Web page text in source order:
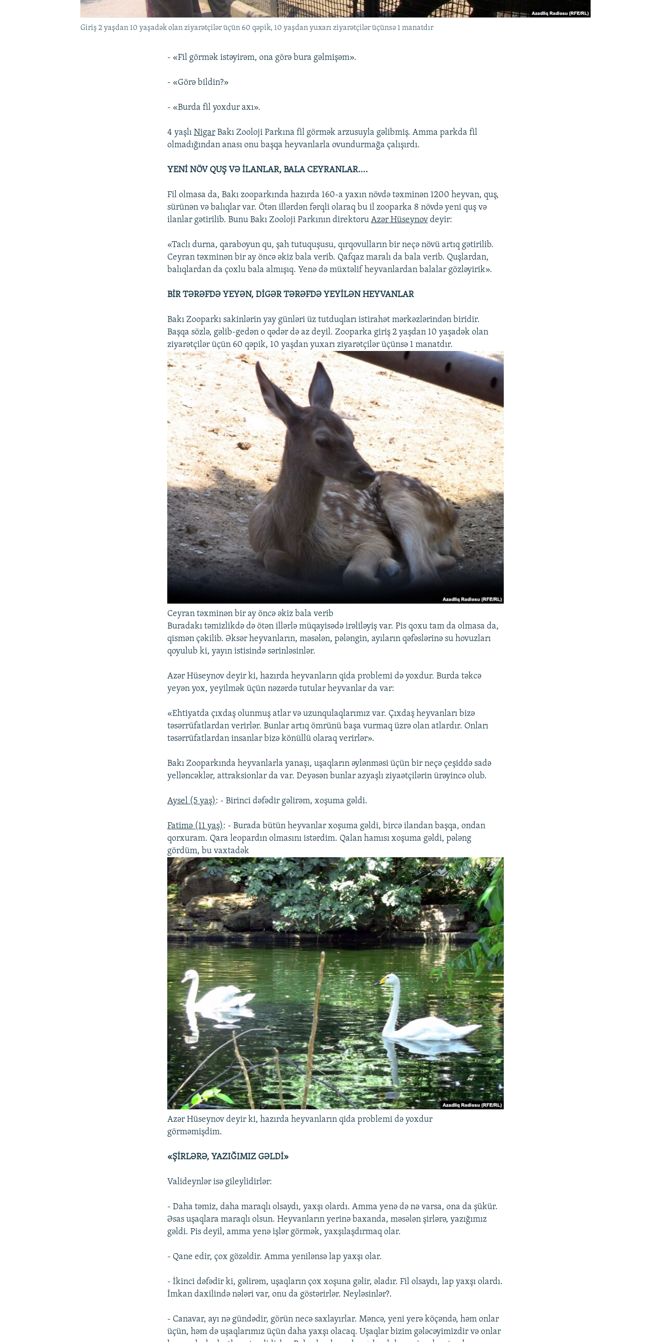
Giriş 2 yaşdan 10 yaşadək olan ziyarətçilər üçün 60 qəpik, 10 yaşdan yuxarı ziyarətçilər üçünsə 1 manatdır
- «Fil görmək istəyirəm, ona görə bura gəlmişəm».
- «Görə bildin?»
- «Burda fil yoxdur axı».
4 yaşlıNigar Bakı Zooloji Parkına fil görmək arzusuyla gəlibmiş. Amma parkda fil
olmadığından anası onu başqa heyvanlarla ovundurmağa çalışırdı.
YENİ NÖV QUŞ VƏ İLANLAR, BALA CEYRANLAR....
Fil olmasa da, Bakı zooparkında hazırda 160-a yaxın növdə təxminən 1200 heyvan, quş,
sürünən və balıqlar var. Ötən illərdən fərqli olaraq bu il zooparka 8 növdə yeni quş və
ilanlar gətirilib. Bunu Bakı Zooloji Parkının direktoruAzər Hüseynov deyir:
«Taclı durna, qaraboyun qu, şah tutuquşusu, qırqovulların bir neçə növü artıq gətirilib.
Ceyran təxminən bir ay öncə əkiz bala verib. Qafqaz maralı da bala verib. Quşlardan,
balıqlardan da çoxlu bala almışıq. Yenə də müxtəlif heyvanlardan balalar gözləyirik».
BİR TƏRƏFDƏ YEYƏN, DİGƏR TƏRƏFDƏ YEYİLƏN HEYVANLAR
Bakı Zooparkı sakinlərin yay günləri üz tutduqları istirahət mərkəzlərindən biridir.
Başqa sözlə, gəlib-gedən o qədər də az deyil. Zooparka giriş 2 yaşdan 10 yaşadək olan
ziyarətçilər üçün 60 qəpik, 10 yaşdan yuxarı ziyarətçilər üçünsə 1 manatdır.
Ceyran təxminən bir ay öncə əkiz bala verib
Buradakı təmizlikdə də ötən illərlə müqayisədə irəliləyiş var. Pis qoxu tam da olmasa da,
qismən çəkilib. Əksər heyvanların, məsələn, pələngin, ayıların qəfəslərinə su hovuzları
qoyulub ki, yayın istisində sərinləsinlər.
Azər Hüseynov deyir ki, hazırda heyvanların qida problemi də yoxdur. Burda təkcə
yeyən yox, yeyilmək üçün nəzərdə tutular heyvanlar da var:
«Ehtiyatda çıxdaş olunmuş atlar və uzunqulaqlarımız var. Çıxdaş heyvanları bizə
təsərrüfatlardan verirlər. Bunlar artıq ömrünü başa vurmaq üzrə olan atlardır. Onları
təsərrüfatlardan insanlar bizə könüllü olaraq verirlər».
Bakı Zooparkında heyvanlarla yanaşı, uşaqların əylənməsi üçün bir neçə çeşiddə sadə
yelləncəklər, attraksionlar da var. Deyəsən bunlar azyaşlı ziyaətçilərin ürəyincə olub.
Aysel (5 yaş): - Birinci dəfədir gəlirəm, xoşuma gəldi.
Fatimə (11 yaş): - Burada bütün heyvanlar xoşuma gəldi, bircə ilandan başqa, ondan
qorxuram. Qara leopardın olmasını istərdim. Qalan hamısı xoşuma gəldi, pələng
gördüm, bu vaxtadək
Azər Hüseynov deyir ki, hazırda heyvanların qida problemi də yoxdur
görməmişdim.
«ŞİRLƏRƏ, YAZIĞIMIZ GƏLDİ»
Valideynlər isə gileylidirlər:
- Daha təmiz, daha maraqlı olsaydı, yaxşı olardı. Amma yenə də nə varsa, ona da şükür.
Əsas uşaqlara maraqlı olsun. Heyvanların yerinə baxanda, məsələn şirlərə, yazığımız
gəldi. Pis deyil, amma yenə işlər görmək, yaxşılaşdırmaq olar.
- Qane edir, çox gözəldir. Amma yenilənsə lap yaxşı olar.
- İkinci dəfədir ki, gəlirəm, uşaqların çox xoşuna gəlir, əladır. Fil olsaydı, lap yaxşı olardı.
İmkan daxilində nələri var, onu da göstərirlər. Neyləsinlər?.
- Canavar, ayı nə gündədir, görün necə saxlayırlar. Məncə, yeni yerə köçəndə, həm onlar
üçün, həm də uşaqlarımız üçün daha yaxşı olacaq. Uşaqlar bizim gələcəyimizdir və onlar